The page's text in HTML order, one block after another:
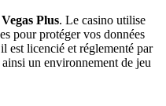
Plus. Le casino utilise
pour protéger vos données
est licencié et réglementé par
un environnement de jeu